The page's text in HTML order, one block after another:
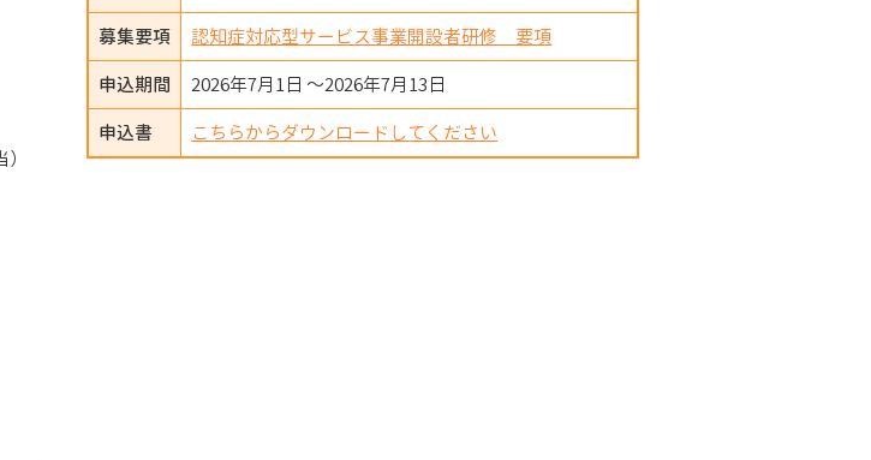
募集要項
認知症対応型サービス事業開設者研修 要項
申込期間
2026年7月1日 ～2026年7月13日
申込書
こちらからダウンロードしてください